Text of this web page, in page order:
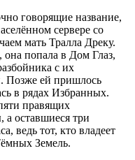
говорящие название,
сервере со
мать Тралла Дреку.
попала в Дом Глаз,
с их
Позже ей пришлось
в рядах Избранных.
правящих
оставшиеся три
ведь тот, кто владеет
Земель.